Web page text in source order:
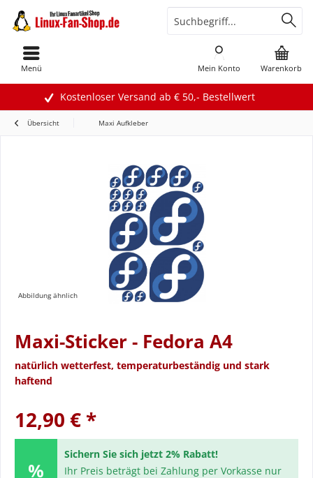
Kostenloser Versand ab € 50,- Bestellwert
Warenkorb
Mein Konto
Menü
Übersicht Maxi Aufkleber
Abbildung ähnlich
Maxi-Sticker - Fedora A4
natürlich wetterfest, temperaturbeständig und stark
haftend
12,90 € *
Sichern Sie sich jetzt 2% Rabatt!
Ihr Preis beträgt bei Zahlung per Vorkasse nur